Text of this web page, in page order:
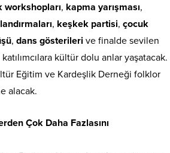
workshopları, kapma yarışması,
, keşkek partisi, çocuk
, dans gösterileri ve finalde sevilen
katılımcılara kültür dolu anlar yaşatacak.
Eğitim ve Kardeşlik Derneği folklor
alacak.
Çok Daha Fazlasını